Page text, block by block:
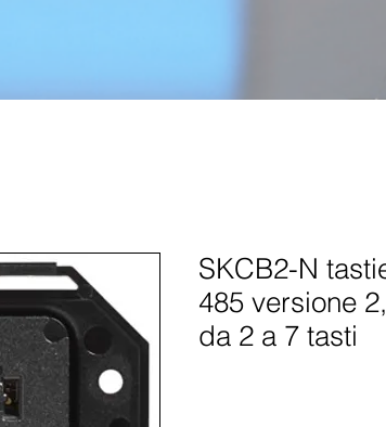
SKCB2-N
485 versione
da 2 a 7 tasti